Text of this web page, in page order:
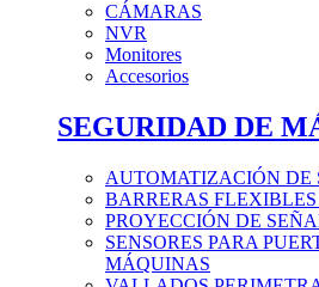
CÁMARAS
NVR
Monitores
Accesorios
SEGURIDAD DE
AUTOMATIZACIÓN DE
BARRERAS
PROYECCIÓN DE
SENSORES PARA
MÁQUINAS